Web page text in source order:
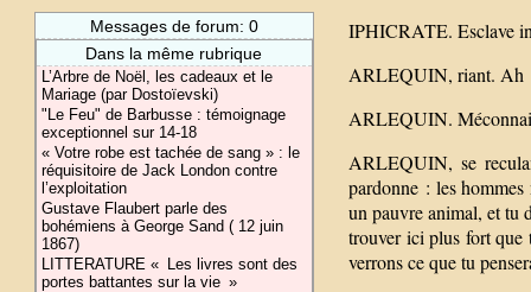
Messages de forum: 0
Dans la même rubrique
L’Arbre de Noël, les cadeaux et le
Mariage (par Dostoïevski)
"Le Feu" de Barbusse : témoignage
exceptionnel sur 14-18
« Votre robe est tachée de sang » : le
réquisitoire de Jack London contre
l’exploitation
Gustave Flaubert parle des
bohémiens à George Sand ( 12 juin
1867)
LITTERATURE « Les livres sont des
portes battantes sur la vie »
IPHICRATE. Esclave
ARLEQUIN, riant. Ah !
ARLEQUIN.
ARLEQUIN, se
pardonne : les
un pauvre animal, et tu
trouver ici plus fort que
verrons ce que tu